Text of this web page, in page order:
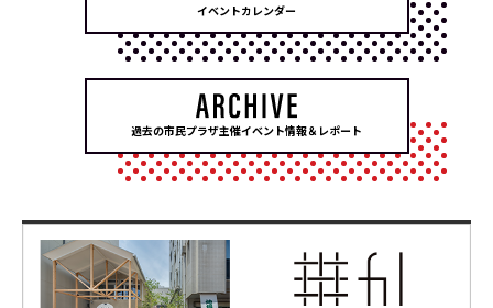
イベントカレンダー
過去の市民プラザ主催イベント情報＆レポート